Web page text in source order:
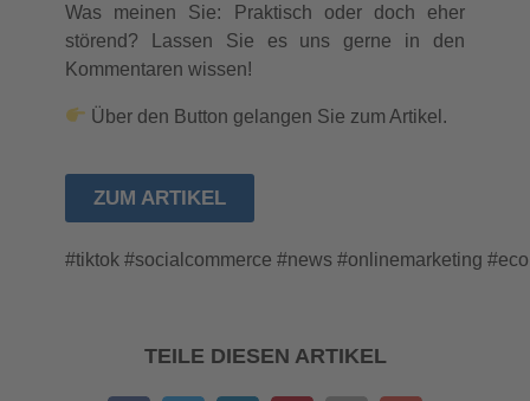
Was meinen Sie: Praktisch oder doch eher
störend? Lassen Sie es uns gerne in den
Kommentaren wissen!
Über den Button gelangen Sie zum Artikel.
ZUM ARTIKEL
#tiktok #socialcommerce #news #onlinemarketing
TEILE DIESEN ARTIKEL